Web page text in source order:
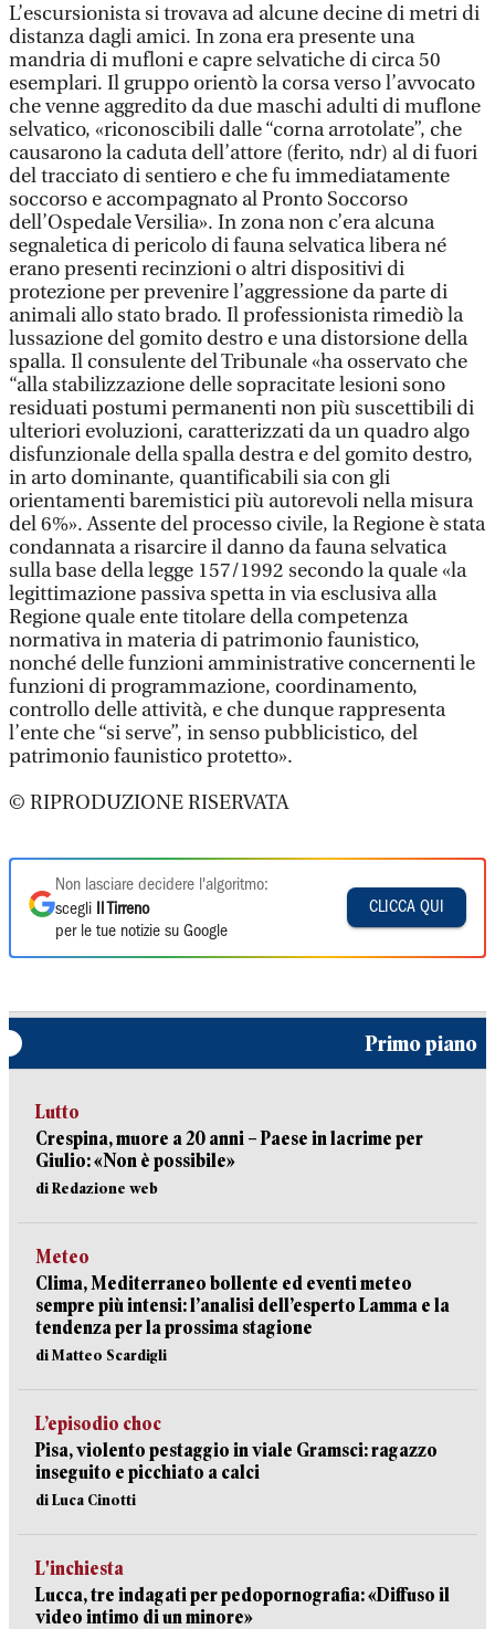
L’escursionista si trovava ad alcune decine di metri di
distanza dagli amici. In zona era presente una
mandria di mufloni e capre selvatiche di circa 50
esemplari. Il gruppo orientò la corsa verso l’avvocato
che venne aggredito da due maschi adulti di muflone
selvatico, «riconoscibili dalle “corna arrotolate”, che
causarono la caduta dell’attore (ferito, ndr) al di fuori
del tracciato di sentiero e che fu immediatamente
soccorso e accompagnato al Pronto Soccorso
dell’Ospedale Versilia». In zona non c’era alcuna
segnaletica di pericolo di fauna selvatica libera né
erano presenti recinzioni o altri dispositivi di
protezione per prevenire l’aggressione da parte di
animali allo stato brado. Il professionista rimediò la
lussazione del gomito destro e una distorsione della
spalla. Il consulente del Tribunale «ha osservato che
“alla stabilizzazione delle sopracitate lesioni sono
residuati postumi permanenti non più suscettibili di
ulteriori evoluzioni, caratterizzati da un quadro algo
disfunzionale della spalla destra e del gomito destro,
in arto dominante, quantificabili sia con gli
orientamenti baremistici più autorevoli nella misura
del 6%». Assente del processo civile, la Regione è stata
condannata a risarcire il danno da fauna selvatica
sulla base della legge 157/1992 secondo la quale «la
legittimazione passiva spetta in via esclusiva alla
Regione quale ente titolare della competenza
normativa in materia di patrimonio faunistico,
nonché delle funzioni amministrative concernenti le
funzioni di programmazione, coordinamento,
controllo delle attività, e che dunque rappresenta
l’ente che “si serve”, in senso pubblicistico, del
patrimonio faunistico protetto».
© RIPRODUZIONE RISERVATA
Non lasciare decidere l'algoritmo:
scegli
Il Tirreno
per le tue notizie su Google
CLICCA QUI
Primo piano
Lutto
Crespina, muore a 20 anni – Paese in lacrime per
Giulio: «Non è possibile»
di Redazione web
Meteo
Clima, Mediterraneo bollente ed eventi meteo
sempre più intensi: l’analisi dell’esperto Lamma e la
tendenza per la prossima stagione
di Matteo Scardigli
L’episodio choc
Pisa, violento pestaggio in viale Gramsci: ragazzo
inseguito e picchiato a calci
di Luca Cinotti
L'inchiesta
Lucca, tre indagati per pedopornografia: «Diffuso il
video intimo di un minore»